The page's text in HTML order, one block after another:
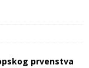
prvenstva